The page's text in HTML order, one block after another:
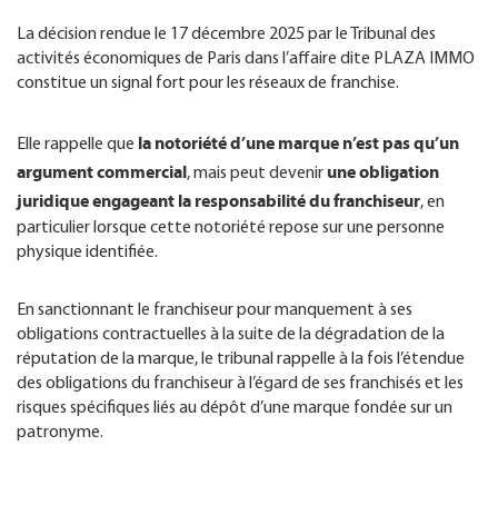
La décision rendue le 17 décembre 2025 par le Tribunal des
activités économiques de Paris dans l’affaire dite PLAZA IMMO
constitue un signal fort pour les réseaux de franchise.
Elle rappelle que la notoriété d’une marque n’est pas qu’un
argument commercial, mais peut devenir une obligation
juridique engageant la responsabilité du franchiseur, en
particulier lorsque cette notoriété repose sur une personne
physique identifiée.
En sanctionnant le franchiseur pour manquement à ses
obligations contractuelles à la suite de la dégradation de la
réputation de la marque, le tribunal rappelle à la fois l’étendue
des obligations du franchiseur à l’égard de ses franchisés et les
risques spécifiques liés au dépôt d’une marque fondée sur un
patronyme.